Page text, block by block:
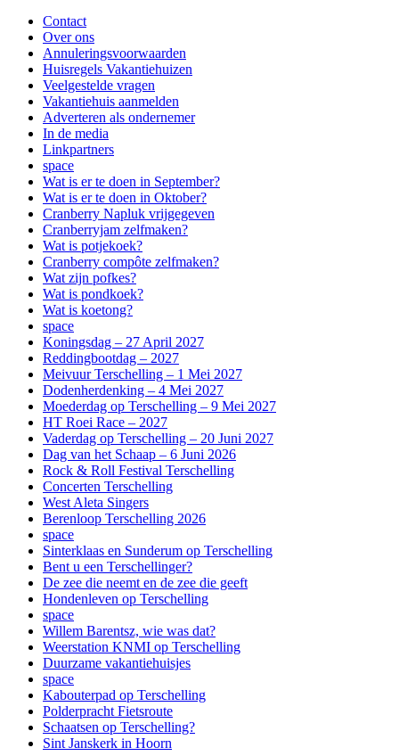
Contact
Over ons
Annuleringsvoorwaarden
Huisregels Vakantiehuizen
Veelgestelde vragen
Vakantiehuis aanmelden
Adverteren als ondernemer
In de media
Linkpartners
space
Wat is er te doen in September?
Wat is er te doen in Oktober?
Cranberry Napluk vrijgegeven
Cranberryjam zelfmaken?
Wat is potjekoek?
Cranberry compôte zelfmaken?
Wat zijn pofkes?
Wat is pondkoek?
Wat is koetong?
space
Koningsdag – 27 April 2027
Reddingbootdag – 2027
Meivuur Terschelling – 1 Mei 2027
Dodenherdenking – 4 Mei 2027
Moederdag op Terschelling – 9 Mei 2027
HT Roei Race – 2027
Vaderdag op Terschelling – 20 Juni 2027
Dag van het Schaap – 6 Juni 2026
Rock & Roll Festival Terschelling
Concerten Terschelling
West Aleta Singers
Berenloop Terschelling 2026
space
Sinterklaas en Sunderum op Terschelling
Bent u een Terschellinger?
De zee die neemt en de zee die geeft
Hondenleven op Terschelling
space
Willem Barentsz, wie was dat?
Weerstation KNMI op Terschelling
Duurzame vakantiehuisjes
space
Kabouterpad op Terschelling
Polderpracht Fietsroute
Schaatsen op Terschelling?
Sint Janskerk in Hoorn